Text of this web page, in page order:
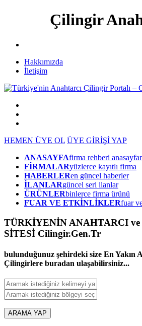
Çilingir
Hakkımızda
İletişim
HEMEN ÜYE OL ÜYE GİRİŞİ YAP
ANASAYFAfirma rehberi
FİRMALARyüzlerce kayıtlı firma
HABERLERen güncel haberler
İLANLARgüncel seri ilanlar
ÜRÜNLERbinlerce firma ürünü
FUAR VE ETKİNLİKLERfuar
TÜRKİYENİN ANAHTARCI
SİTESİ Cilingir.Gen.Tr
bulunduğunuz şehirdeki size En Yakın
Çilingirlere buradan ulaşabilirsiniz...
ARAMA YAP